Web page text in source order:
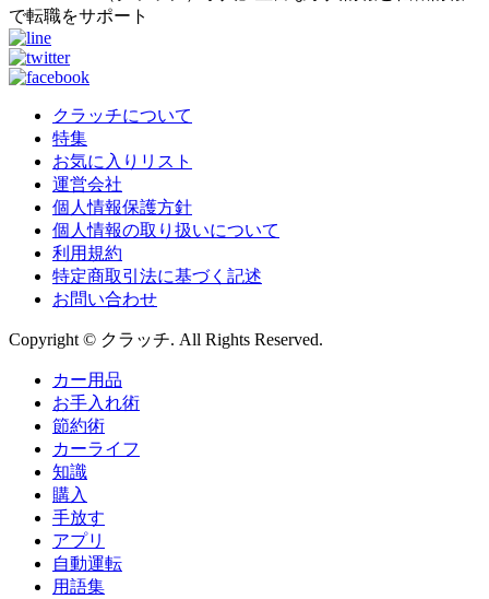
で転職をサポート
クラッチについて
特集
お気に入りリスト
運営会社
個人情報保護方針
個人情報の取り扱いについて
利用規約
特定商取引法に基づく記述
お問い合わせ
Copyright © クラッチ. All Rights Reserved.
カー用品
お手入れ術
節約術
カーライフ
知識
購入
手放す
アプリ
自動運転
用語集